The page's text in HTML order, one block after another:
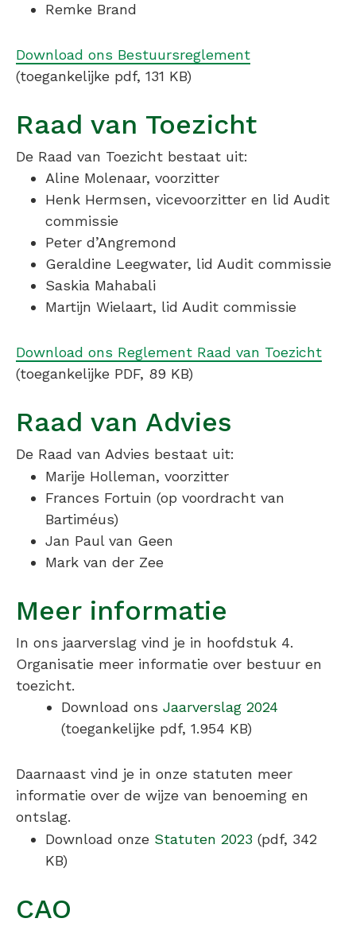
Remke Brand
Download ons Bestuursreglement
(toegankelijke pdf, 131 KB)
Raad van Toezicht
De Raad van Toezicht bestaat uit:
Aline Molenaar, voorzitter
Henk Hermsen, vicevoorzitter en lid Audit
commissie
Peter d’Angremond
Geraldine Leegwater, lid Audit commissie
Saskia Mahabali
Martijn Wielaart, lid Audit commissie
Download ons Reglement Raad van Toezicht
(toegankelijke PDF, 89 KB)
Raad van Advies
De Raad van Advies bestaat uit:
Marije Holleman, voorzitter
Frances Fortuin (op voordracht van
Bartiméus)
Jan Paul van Geen
Mark van der Zee
Meer informatie
In ons jaarverslag vind je in hoofdstuk 4.
Organisatie meer informatie over bestuur en
toezicht.
Download ons Jaarverslag 2024
(toegankelijke pdf, 1.954 KB)
Daarnaast vind je in onze statuten meer
informatie over de wijze van benoeming en
ontslag.
Download onze Statuten 2023 (pdf, 342
KB)
CAO